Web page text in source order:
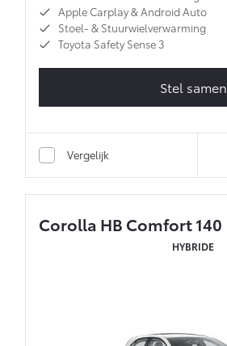
Apple Carplay & Android Auto
Stoel- & Stuurwielverwarming
Toyota Safety Sense 3
Stel samen
Vergelijk
Corolla HB Comfort 140
HYBRIDE